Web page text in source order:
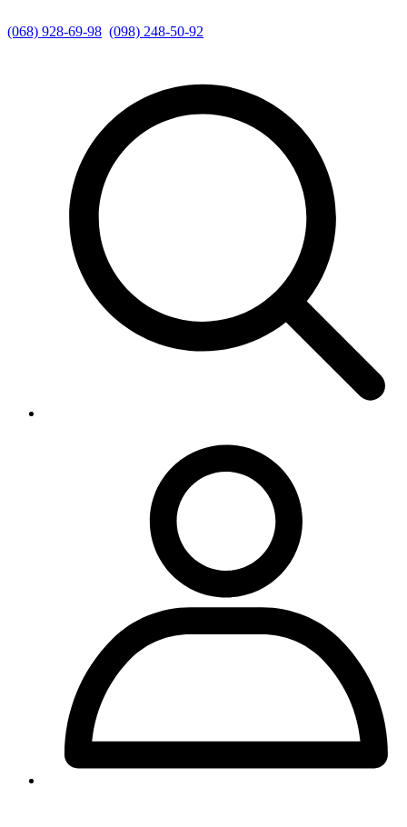
(068) 928-69-98 (098) 248-50-92